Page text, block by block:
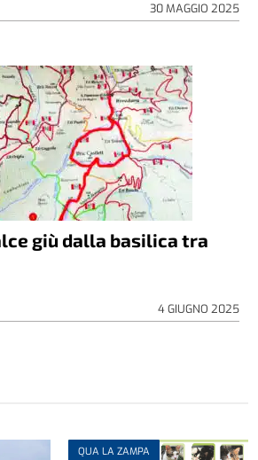
30 MAGGIO 2025
giù dalla basilica tra
4 GIUGNO 2025
QUA LA ZAMPA